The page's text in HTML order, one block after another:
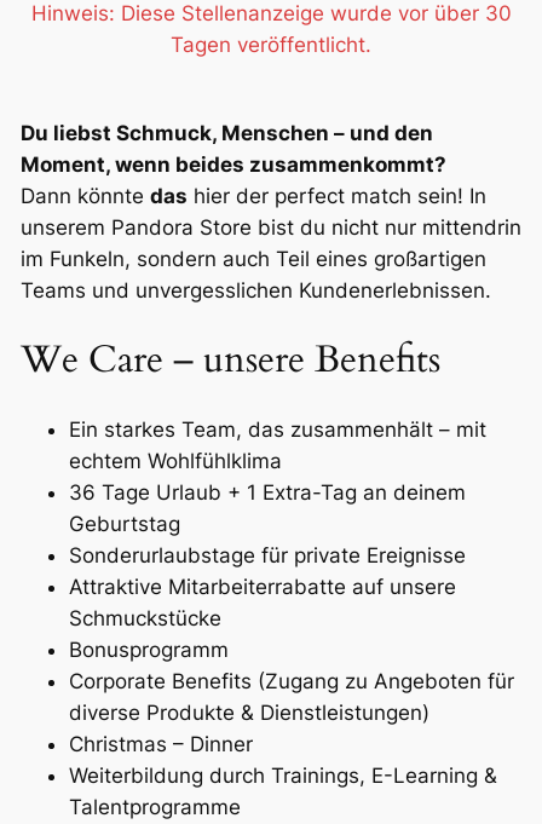
Hinweis: Diese Stellenanzeige wurde vor über 30
Tagen veröffentlicht.
Du liebst Schmuck, Menschen – und den
Moment, wenn beides zusammenkommt?
Dann könnte das hier der perfect match sein! In
unserem Pandora Store bist du nicht nur mittendrin
im Funkeln, sondern auch Teil eines großartigen
Teams und unvergesslichen Kundenerlebnissen.
We Care – unsere Benefits
Ein starkes Team, das zusammenhält – mit
echtem Wohlfühlklima
36 Tage Urlaub + 1 Extra-Tag an deinem
Geburtstag
Sonderurlaubstage für private Ereignisse
Attraktive Mitarbeiterrabatte auf unsere
Schmuckstücke
Bonusprogramm
Corporate Benefits (Zugang zu Angeboten für
diverse Produkte & Dienstleistungen)
Christmas – Dinner
Weiterbildung durch Trainings, E-Learning &
Talentprogramme